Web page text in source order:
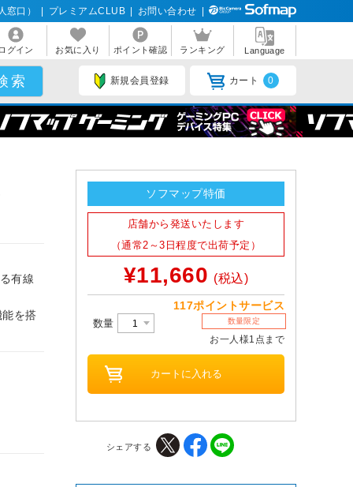
窓口） プレミアムCLUB お問い合わせ
ログイン お気に入り ポイント確認 ランキング Language
新規会員登録 カート 0
有線
を搭
ソフマップ特価
店舗から発送いたします
（通常2～3日程度で出荷予定）
¥11,660 (税込)
117ポイントサービス
数量 数量限定
お一人様1点まで
シェアする